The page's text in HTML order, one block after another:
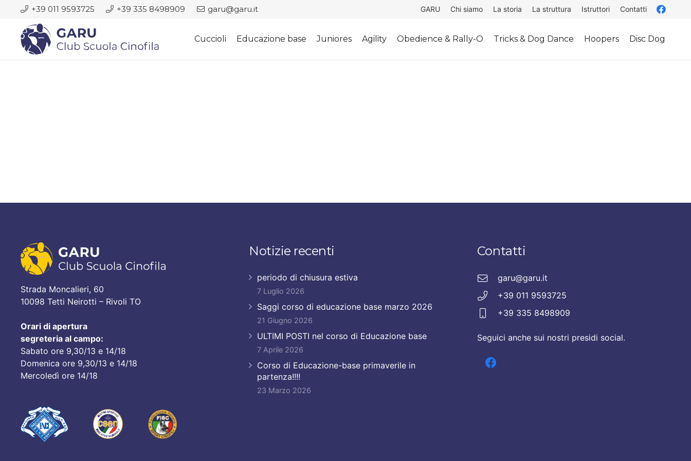
+39 011 9593725 +39 335 8498909 garu@garu.it GARU Chi siamo La storia La struttura Istruttori Contatti
Cuccioli Educazione base Juniores Agility Obedience & Rally-O Tricks & Dog Dance Hoopers Disc Dog
Strada Moncalieri, 60
10098 Tetti Neirotti – Rivoli TO
Orari di apertura
segreteria al campo:
Sabato ore 9,30/13 e 14/18
Domenica ore 9,30/13 e 14/18
Mercoledì ore 14/18
Notizie recenti
periodo di chiusura estiva
7 Luglio 2026
Saggi corso di educazione base marzo 2026
21 Giugno 2026
ULTIMI POSTI nel corso di Educazione base
7 Aprile 2026
Corso di Educazione-base primaverile in
partenza!!!!
23 Marzo 2026
Contatti
garu@garu.it
+39 011 9593725
+39 335 8498909
Seguici anche sui nostri presidi social.